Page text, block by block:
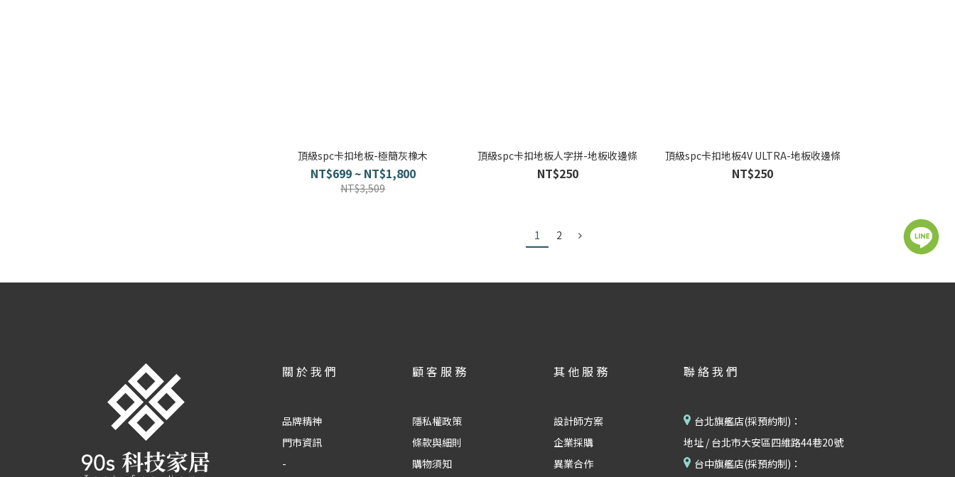
頂級spc卡扣地板-極簡灰橡木
NT$699 ~ NT$1,800
NT$3,509
頂級spc卡扣地板人字拼-地板收邊條
NT$250
頂級spc卡扣地板4V ULTRA-地板收邊條
NT$250
1 2
關於我們
品牌精神
門市資訊
-
顧客服務
隱私權政策
條款與細則
購物須知
其他服務
設計師方案
企業採購
異業合作
聯絡我們
台北旗艦店(採預約制)：
地址 / 台北市大安區四維路44巷20號
台中旗艦店(採預約制)：